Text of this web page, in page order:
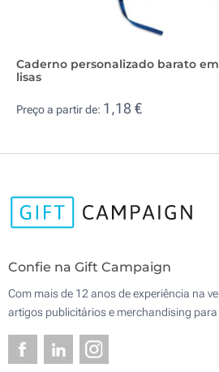
Caderno personalizado barato
lisas
Preço a partir de: 1,18 €
Confie na Gift Campaign
Com mais de 12 anos de experiência na
artigos publicitários e merchandising